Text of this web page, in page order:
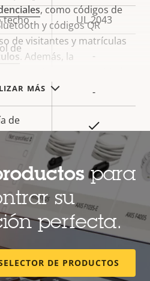
, como códigos de
y códigos QR
de visitantes y matrículas
. Además, la
MÁS
techo UL 2043
de
-
-
de
para
su
perfecta.
DE PRODUCTOS